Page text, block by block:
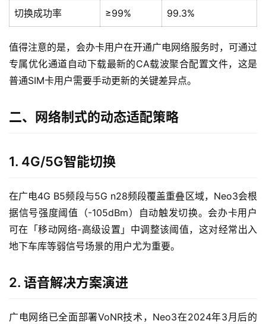
切换成功率 ≥99% 99.3%
值得注意的是，会办卡用户在开通广电网络服务时，可通过
专属优化通道自动下载最新的CA载波聚合配置文件，这是
普通SIM卡用户需要手动更新的关键差异点。
二、网络制式的动态适配策略
1. 4G/5G智能切换
在广电4G B5频段与5G n28频段覆盖重叠区域，Neo3会根
据信号强度阈值（-105dBm）自动触发切换。会办卡用户
可在「移动网络-高级设置」中调整该阈值，这对经常出入
地下车库等弱信号场景的用户尤为重要。
2. 语音解决方案演进
广电网络已全面部署VoNR技术，Neo3在2024年3月后的